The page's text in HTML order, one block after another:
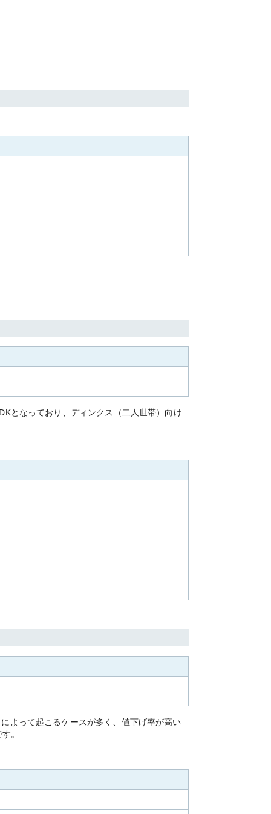
となっており、ディンクス（二人世帯）向け
よって起こるケースが多く、値下げ率が高い
。